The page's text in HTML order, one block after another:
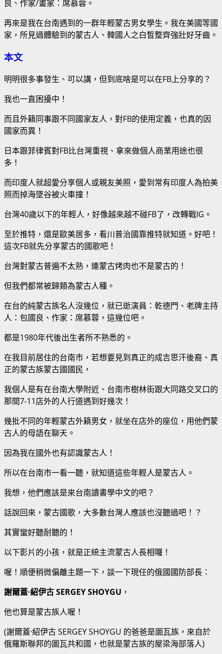
良、作家/畫家：席慕蓉。
再來是我在台南遇到的一群年輕蒙古男女學生。我在美國等國
家，所見過體驗到的蒙古人、韓國人之白皙整齊強壯好牙齒。
本文
明明很多事發生、可以講，但到底啥是可以在FB上分享的？
我也一直困擾中！
而且外籍同事跟不同國家友人，對FB的使用定義，也真的因
國家而異！
日本跟菲律賓對FB比台灣重視、拿來做個人商業用途也很
多！
而印度人就超愛分享個人或親友美照，愛到常有印度人為拍美
照而掉海墜谷被火車撞！
台灣40歲以下的年輕人，好像越來越不碰FB了，改轉戰IG。
至於推特，還是歐美居多，看川普治國靠推特就知道。好吧！
這次FB就先分享蒙古的國歌吧！
台灣對蒙古普遍不太熟，連蒙古烤肉也不是蒙古的！
但我們都常被歸類為蒙古人種。
在台的純蒙古族名人沒幾位，就已逝演員：乾德門、老牌主持
人：包國良、作家：席慕蓉，這幾位吧。
都是1980年代後出生者所不熟悉的。
在我目前居住的台南市，若想要見到真正的成吉思汗後裔、真
正的蒙古族蒙古國國民，
我個人是有在台南大學附近、台南市樹林街跟大同路交叉口的
那間7-11店外的人行道遇到好幾次！
幾批不同的年輕蒙古外籍男女，就坐在店外的座位，用他們蒙
古人的母語在聊天。
因為我在國外也有認識蒙古人！
所以在台南市一看一聽，就知道這些年輕人是蒙古人。
我想，他們應該是來台南讀書學中文的吧？
話說回來，蒙古國歌，大多數台灣人應該也沒聽過吧！？
其實蠻好聽耐聽的！
以下影片的小孩，就是正統主流蒙古人長相囉！
喔！順便稍微偏離主題一下，談一下現任的俄國國防部長：
謝爾蓋·紹伊古 SERGEY SHOYGU ，
他也算是蒙古族人喔！
(謝爾蓋·紹伊古 SERGEY SHOYGU 的爸爸是圖瓦族，來自於
俄羅斯聯邦的圖瓦共和國，也就是蒙古族的屋梁海部落人)